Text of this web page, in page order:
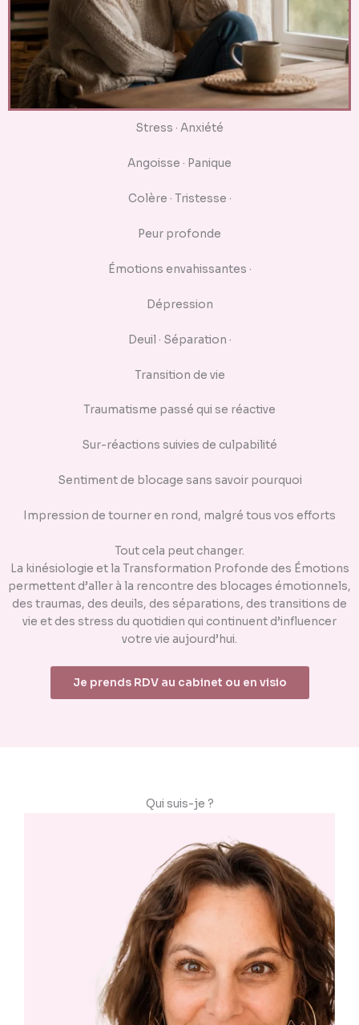
Stress · Anxiété
Angoisse · Panique
Colère · Tristesse ·
Peur profonde
Émotions envahissantes ·
Dépression
Deuil · Séparation ·
Transition de vie
Traumatisme passé qui se réactive
Sur-réactions suivies de culpabilité
Sentiment de blocage sans savoir pourquoi
Impression de tourner en rond, malgré tous vos efforts
Tout cela peut changer.
La kinésiologie et la Transformation Profonde des Émotions
permettent d’aller à la rencontre des blocages émotionnels,
des traumas, des deuils, des séparations, des transitions de
vie et des stress du quotidien qui continuent d’influencer
votre vie aujourd’hui.
Je prends RDV au cabinet ou en visio
Qui suis-je ?